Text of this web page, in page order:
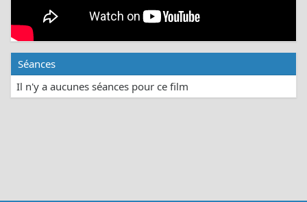
Séances
Il n'y a aucunes séances pour ce film